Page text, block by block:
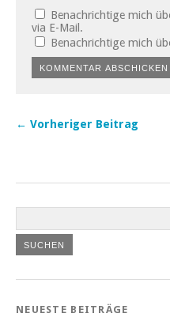
Benachrichtige mich
via E-Mail.
Benachrichtige mich
← Vorheriger Beitrag
NEUESTE BEITRÄGE